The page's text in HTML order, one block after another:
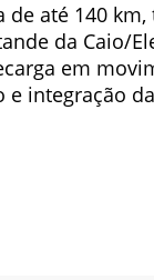
de até 140
da Caio/
em
e integração